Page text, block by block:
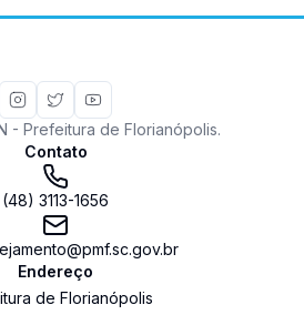
- Prefeitura de Florianópolis.
Contato
(48) 3113-1656
Endereço
de Florianópolis